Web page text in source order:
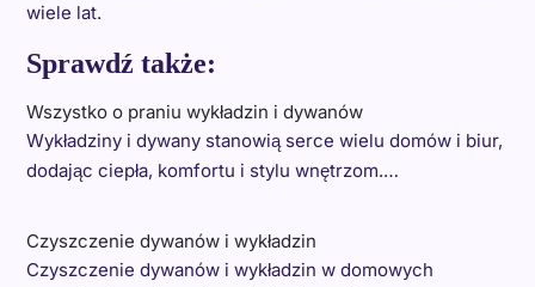
wiele lat.
Sprawdź także:
Wszystko o praniu wykładzin i dywanów
Wykładziny i dywany stanowią serce wielu domów i biur,
dodając ciepła, komfortu i stylu wnętrzom.…
Czyszczenie dywanów i wykładzin
Czyszczenie dywanów i wykładzin w domowych